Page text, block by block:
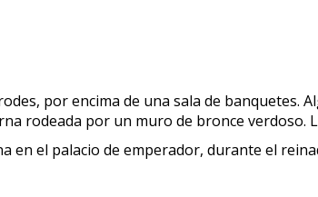
por encima de una sala de banquetes.
rodeada por un muro de bronce verdoso.
en el palacio de emperador, durante el